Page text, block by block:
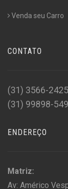
Venda seu Carro
CONTATO
(31) 3566-2425
(31) 99898-
ENDEREÇO
Matriz:
Av: Américo